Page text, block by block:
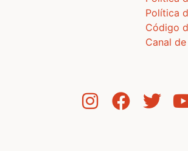
Política
Código
Canal